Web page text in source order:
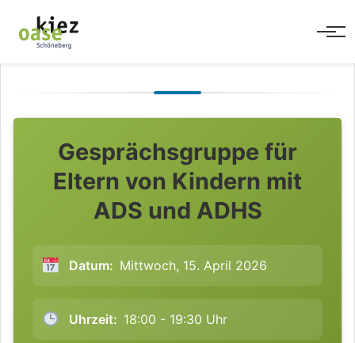
Gesprächsgruppe für
Eltern von Kindern mit
ADS und ADHS
Datum: Mittwoch, 15. April 2026
Uhrzeit: 18:00 - 19:30 Uhr